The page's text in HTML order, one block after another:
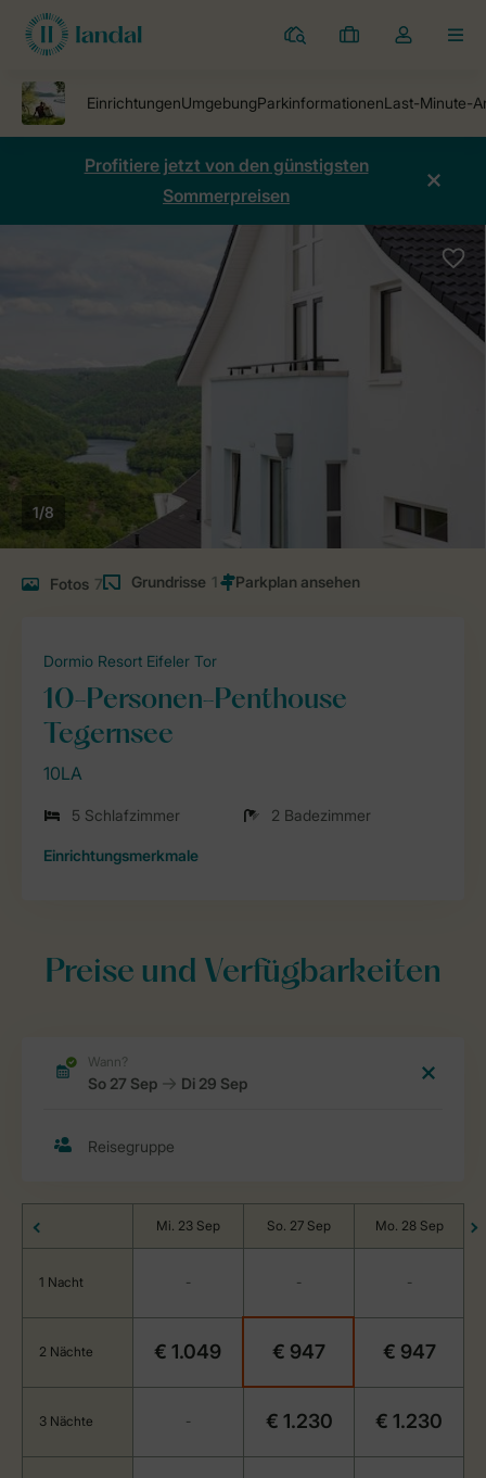
Ferienparks
Meine
Dropdown-
öffnen
Profitiere jetzt von den günstigsten
Sommerpreisen
1/8
Fotos 7 Grundrisse 1
Dormio Resort Eifeler Tor
10-Personen-Penthouse
Tegernsee
10LA
5 Schlafzimmer 2 Badezimmer
Einrichtungsmerkmale
Preise und Verfügbarkeiten
Mi. 23 Sep So. 27 Sep Mo. 28 Sep
1 Nacht - - -
2 Nächte € 1.049 € 947 € 947
3 Nächte - € 1.230 € 1.230